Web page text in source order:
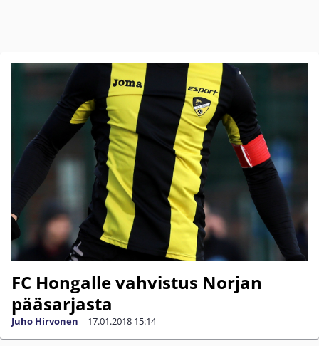
FC Hongalle vahvistus Norjan
pääsarjasta
Juho Hirvonen | 17.01.2018 15:14